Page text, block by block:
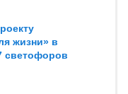
жизни» в
светофоров